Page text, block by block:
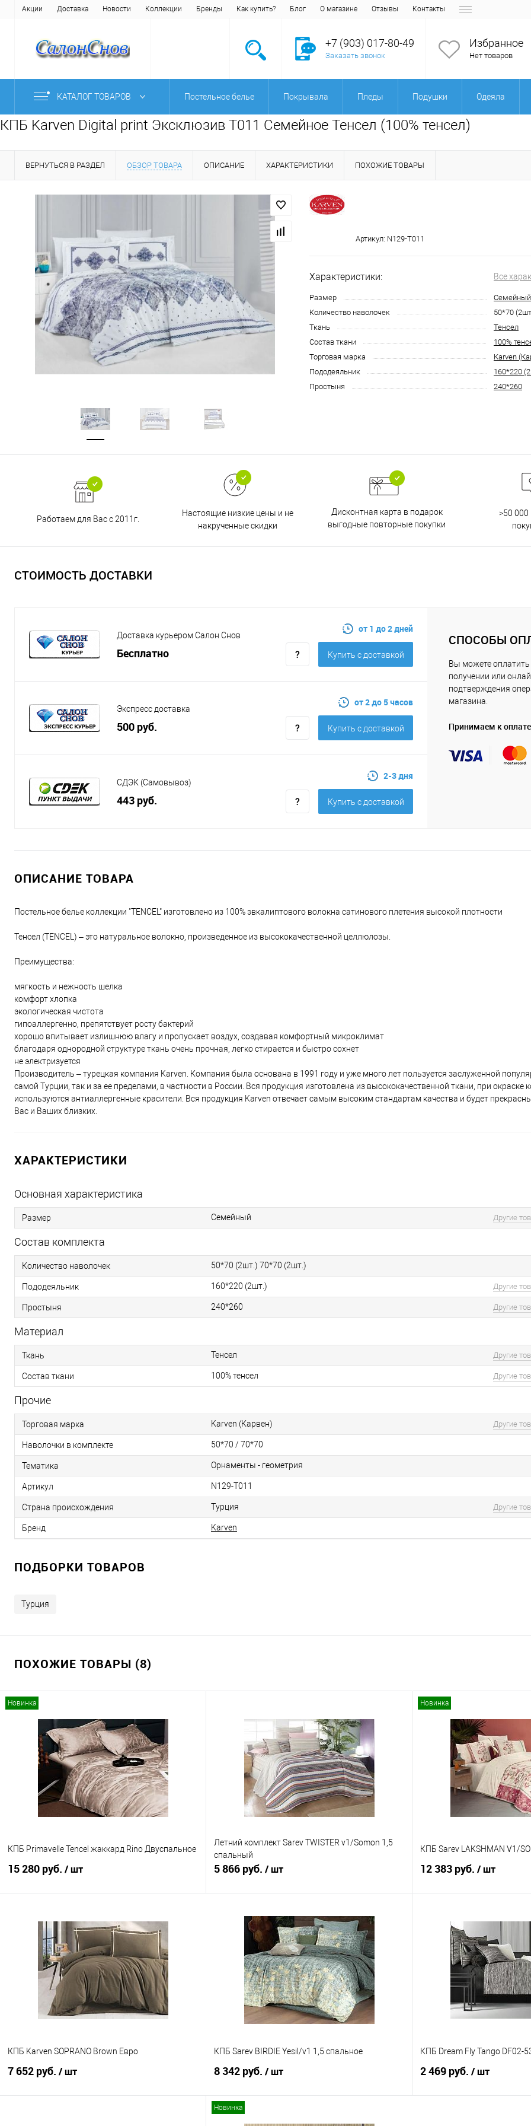
Акции Доставка Новости Коллекции Бренды Как купить? Блог О магазине Отзывы Контакты
+7 (903) 017-80-49
Заказать звонок
Избранное
Нет товаров
КАТАЛОГ ТОВАРОВ Постельное белье Покрывала Пледы Подушки Одеяла
КПБ Karven Digital print Эксклюзив T011 Семейное Тенсел (100% тенсел)
ВЕРНУТЬСЯ В РАЗДЕЛ ОБЗОР ТОВАРА ОПИСАНИЕ ХАРАКТЕРИСТИКИ ПОХОЖИЕ ТОВАРЫ
Артикул: N129-T011
Характеристики: Все
Размер
Семейный
Количество наволочек
50*70
Ткань
Тенсел
Состав ткани
100%
Торговая марка
Karven
Пододеяльник
160*220
Простыня
240*260
Работаем для Вас с 2011г.
Настоящие низкие цены и не
накрученные скидки
Дисконтная карта в подарок
выгодные повторные покупки
>50
СТОИМОСТЬ ДОСТАВКИ
Доставка курьером Салон Снов
Бесплатно
от 1 до 2 дней
Купить c доставкой
Экспресс доставка
500 руб.
от 2 до 5 часов
Купить c доставкой
СДЭК (Самовывоз)
443 руб.
2-3 дня
Купить c доставкой
СПОСОБЫ
Вы можете оплатить
получении или
подтверждения
магазина.
Принимаем к оплате
ОПИСАНИЕ ТОВАРА
Постельное белье коллекции "TENCEL" изготовлено из 100% эвкалиптового волокна сатинового плетения высокой плотности
Тенсел (TENCEL) – это натуральное волокно, произведенное из высококачественной целлюлозы.
Преимущества:
мягкость и нежность шелка
комфорт хлопка
экологическая чистота
гипоаллергенно, препятствует росту бактерий
хорошо впитывает излишнюю влагу и пропускает воздух, создавая комфортный микроклимат
благодаря однородной структуре ткань очень прочная, легко стирается и быстро сохнет
не электризуется
Производитель – турецкая компания Karven. Компания была основана в 1991 году и уже много лет пользуется заслуженной
самой Турции, так и за ее пределами, в частности в России. Вся продукция изготовлена из высококачественной ткани, при окраске
используются антиаллергенные красители. Вся продукция Karven отвечает самым высоким стандартам качества и будет
Вас и Ваших близких.
ХАРАКТЕРИСТИКИ
Основная характеристика
Размер Семейный Другие
Состав комплекта
Количество наволочек 50*70 (2шт.) 70*70 (2шт.)
Пододеяльник 160*220 (2шт.) Другие
Простыня 240*260 Другие
Материал
Ткань Тенсел Другие
Состав ткани 100% тенсел Другие
Прочие
Торговая марка Karven (Карвен) Другие
Наволочки в комплекте 50*70 / 70*70
Тематика Орнаменты - геометрия
Артикул N129-T011
Страна происхождения Турция Другие
Бренд Karven
ПОДБОРКИ ТОВАРОВ
Турция
ПОХОЖИЕ ТОВАРЫ (8)
Новинка
КПБ Primavelle Tencel жаккард Rino Двуспальное
15 280 руб. / шт
Купить в 1 клик
Сравнение
В избранное
В наличии
Летний комплект Sarev TWISTER v1/Somon 1,5
спальный
5 866 руб. / шт
В корзину
Купить в 1 клик
Сравнение
В избранное
В наличии
Новинка
КПБ Sarev LAKSHMAN V1/
12 383 руб. / шт
Купить в 1 клик
В избранное
КПБ Karven SOPRANO Brown Евро
7 652 руб. / шт
КПБ Sarev BIRDIE Yesil/v1 1,5 спальное
8 342 руб. / шт
КПБ Dream Fly Tango DF02-
2 469 руб. / шт
Новинка